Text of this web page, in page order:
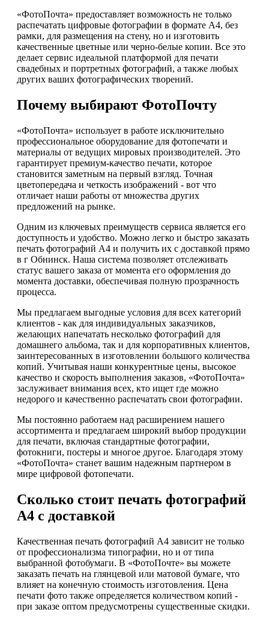
«ФотоПочта» предоставляет возможность не только
распечатать цифровые фотографии в формате А4, без
рамки, для размещения на стену, но и изготовить
качественные цветные или черно-белые копии. Все это
делает сервис идеальной платформой для печати
свадебных и портретных фотографий, а также любых
других ваших фотографических творений.
Почему выбирают ФотоПочту
«ФотоПочта» использует в работе исключительно
профессиональное оборудование для фотопечати и
материалы от ведущих мировых производителей. Это
гарантирует премиум-качество печати, которое
становится заметным на первый взгляд. Точная
цветопередача и четкость изображений - вот что
отличает наши работы от множества других
предложений на рынке.
Одним из ключевых преимуществ сервиса является его
доступность и удобство. Можно легко и быстро заказать
печать фотографий А4 и получить их с доставкой прямо
в г Обнинск. Наша система позволяет отслеживать
статус вашего заказа от момента его оформления до
момента доставки, обеспечивая полную прозрачность
процесса.
Мы предлагаем выгодные условия для всех категорий
клиентов - как для индивидуальных заказчиков,
желающих напечатать несколько фотографий для
домашнего альбома, так и для корпоративных клиентов,
заинтересованных в изготовлении большого количества
копий. Учитывая наши конкурентные цены, высокое
качество и скорость выполнения заказов, «ФотоПочта»
заслуживает внимания всех, кто ищет где можно
недорого и качественно распечатать свои фотографии.
Мы постоянно работаем над расширением нашего
ассортимента и предлагаем широкий выбор продукции
для печати, включая стандартные фотографии,
фотокниги, постеры и многое другое. Благодаря этому
«ФотоПочта» станет вашим надежным партнером в
мире цифровой фотопечати.
Сколько стоит печать фотографий
А4 с доставкой
Качественная печать фотографий А4 зависит не только
от профессионализма типографии, но и от типа
выбранной фотобумаги. В «ФотоПочте» вы можете
заказать печать на глянцевой или матовой бумаге, что
влияет на конечную стоимость изготовления. Цена
печати фото также определяется количеством копий -
при заказе оптом предусмотрены существенные скидки.